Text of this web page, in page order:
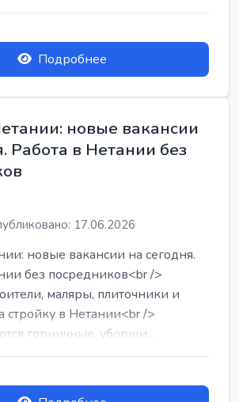
Подробнее
новые вакансии
Работа в Нетании без
17.06.2026
новые вакансии на сегодня.
без посредников<br />
маляры, плиточники и
стройку в Нетании<br />
горничные, уборщи...